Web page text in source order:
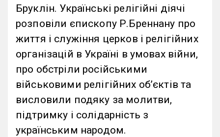
Бруклін. Українські релігійні діячі
розповіли єпископу Р.Бреннану про
життя і служіння церков і релігійних
організацій в Україні в умовах війни,
про обстріли російськими
військовими релігійних обʼєктів та
висловили подяку за молитви,
підтримку і солідарність з
українським народом.